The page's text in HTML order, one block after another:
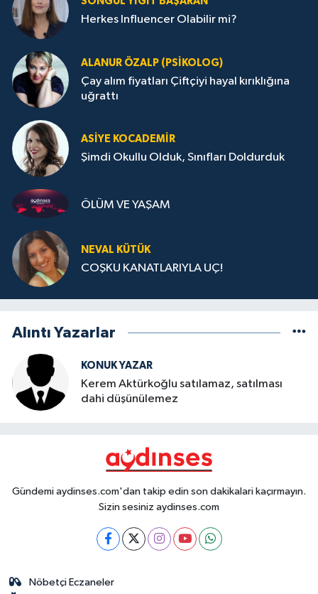
Herkes Influencer Olabilir mi?
ALANUR ÖZALP (PSIKOLOG)
Çay alım fiyatları Çiftçiyi hayal kırıklığına
uğrattı
ASIYE KOCADEMİR
Şimdi Okullu Olduk, Sınıfları Doldurduk
ÖLÜM VE YAŞAM
NEVAL KÜTÜK
COŞKU KANATLARIYLA UÇ!
Alıntı Yazarlar
KONUK YAZAR
Kerem Aktürkoğlu satılamaz, satılması
dahi düşünülemez
Gündemi aydinses.com'dan takip edin son dakikalari kaçırmayın.
Sizin sesiniz aydinses.com
Nöbetçi Eczaneler